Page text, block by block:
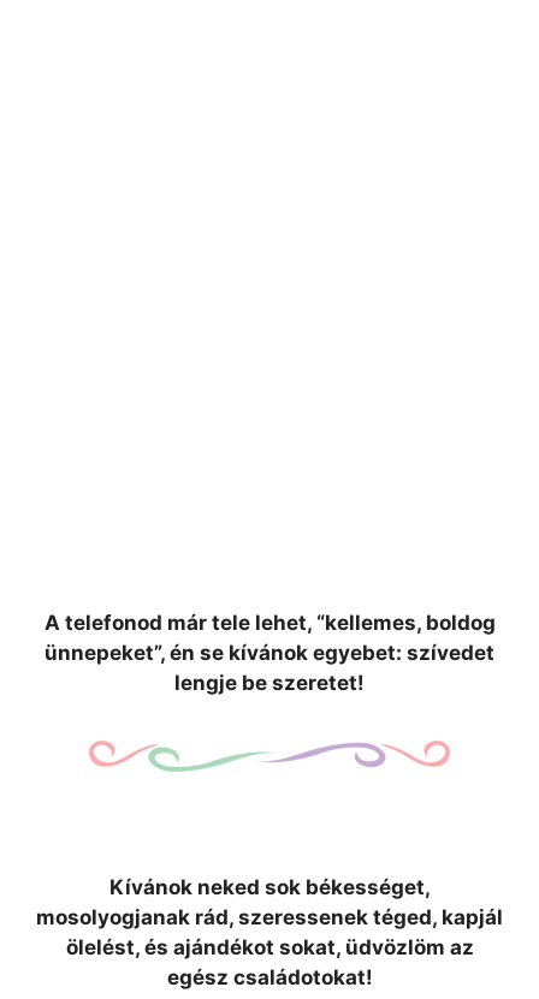
A telefonod már tele lehet, “kellemes, boldog
ünnepeket”, én se kívánok egyebet: szívedet
lengje be szeretet!
Kívánok neked sok békességet,
mosolyogjanak rád, szeressenek téged, kapjál
ölelést, és ajándékot sokat, üdvözlöm az
egész családotokat!